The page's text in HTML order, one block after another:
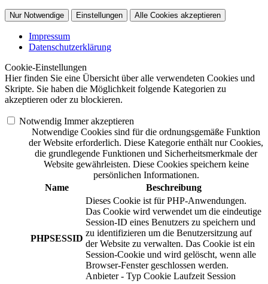
Nur Notwendige Einstellungen Alle Cookies akzeptieren
Impressum
Datenschutzerklärung
Cookie-Einstellungen
Hier finden Sie eine Übersicht über alle verwendeten Cookies und
Skripte. Sie haben die Möglichkeit folgende Kategorien zu
akzeptieren oder zu blockieren.
Notwendig Immer akzeptieren
Notwendige Cookies sind für die ordnungsgemäße Funktion
der Website erforderlich. Diese Kategorie enthält nur Cookies,
die grundlegende Funktionen und Sicherheitsmerkmale der
Website gewährleisten. Diese Cookies speichern keine
persönlichen Informationen.
Name
Beschreibung
PHPSESSID
Dieses Cookie ist für PHP-Anwendungen.
Das Cookie wird verwendet um die eindeutige
Session-ID eines Benutzers zu speichern und
zu identifizieren um die Benutzersitzung auf
der Website zu verwalten. Das Cookie ist ein
Session-Cookie und wird gelöscht, wenn alle
Browser-Fenster geschlossen werden.
Anbieter - Typ Cookie Laufzeit Session